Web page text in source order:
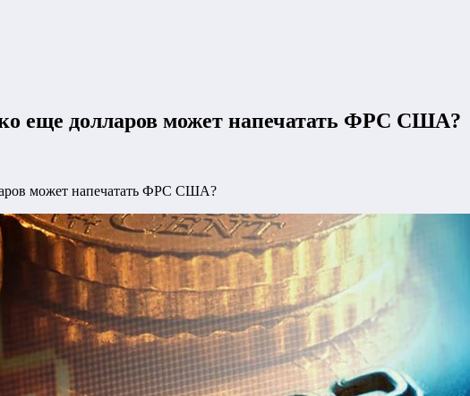
еще долларов может напечатать ФРС США?
может напечатать ФРС США?